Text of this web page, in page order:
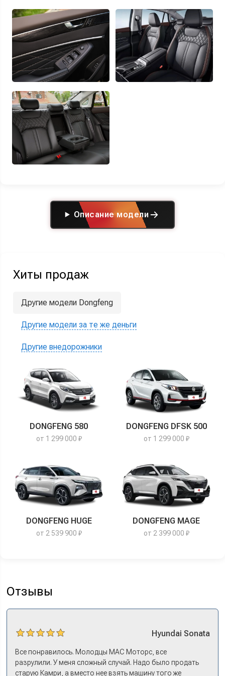
Описание модели
Хиты продаж
Другие модели Dongfeng
Другие модели за те же деньги
Другие внедорожники
DONGFENG 580
от 1 299 000 ₽
DONGFENG DFSK 500
от 1 299 000 ₽
DONGFENG HUGE
от 2 539 900 ₽
DONGFENG MAGE
от 2 399 000 ₽
Отзывы
Hyundai Sonata
Все понравилось. Молодцы МАС Моторс, все
разрулили. У меня сложный случай. Надо было продать
старую Камри, а вместо нее взять машину того же